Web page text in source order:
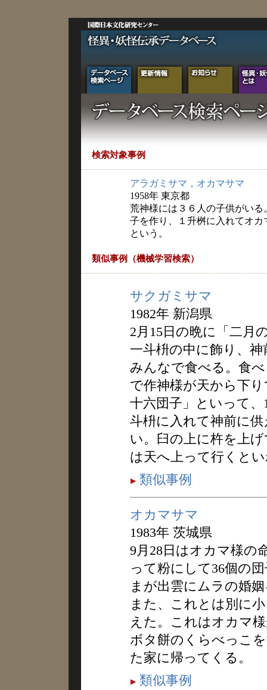
検索対象事例
アラガミサマ，オカマサマ
1958年 東京都
荒神様には３６人の子供がい
子を作り、１升桝に入れてオ
という。
類似事例（機械学習検索）
サクガミサマ
1982年 新潟県
2月15日の晩に「二月
一斗枡の中に飾り、
みんなで食べる。食
で作神様が天から下
十六団子」といって
斗枡に入れて神前に
い。臼の上に杵を上
は天へ上って行くと
類似事例
オカマサマ
1983年 茨城県
9月28日はオカマ様の
って粉にして36個の
まが出雲にムラの婚
また、これとは別に
えた。これはオカマ
ボタ餅のくらべっこ
た家に帰ってくる。
類似事例